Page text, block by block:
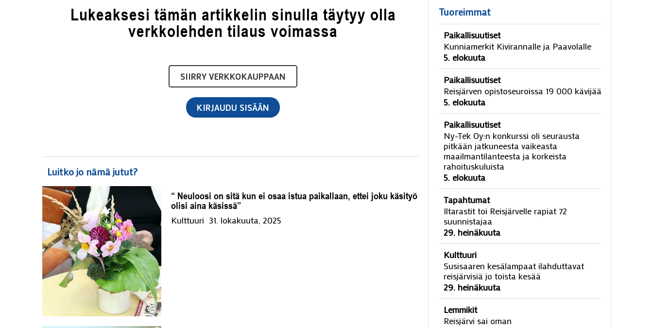
Lukeaksesi tämän artikkelin sinulla täytyy olla
verkkolehden tilaus voimassa
SIIRRY VERKKOKAUPPAAN
KIRJAUDU SISÄÄN
Luitko jo nämä jutut?
“ Neuloosi on sitä kun ei osaa istua paikallaan, ettei joku käsityö
olisi aina käsissä”
Kulttuuri 31. lokakuuta, 2025
Tuoreimmat
Paikallisuutiset
Kunniamerkit Kivirannalle ja Paavolalle
5. elokuuta
Paikallisuutiset
Reisjärven opistoseuroissa 19 000 kävijää
5. elokuuta
Paikallisuutiset
Ny-Tek Oy:n konkurssi oli seurausta
pitkään jatkuneesta vaikeasta
maailmantilanteesta ja korkeista
rahoituskuluista
5. elokuuta
Tapahtumat
Iltarastit toi Reisjärvelle rapiat 72
suunnistajaa
29. heinäkuuta
Kulttuuri
Susisaaren kesälampaat ilahduttavat
reisjärvisiä jo toista kesää
29. heinäkuuta
Lemmikit
Reisjärvi sai oman